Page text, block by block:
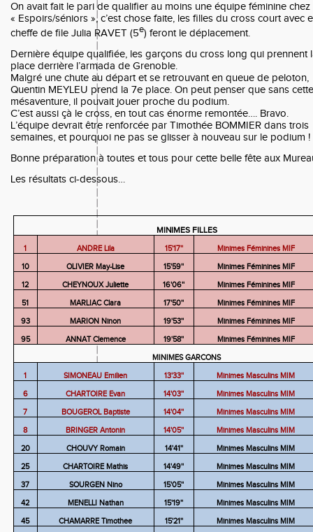
On avait fait le pari de qualifier au moins une équipe féminine chez
« Espoirs/séniors », c’est chose faite, les filles du cross court avec
cheffe de file Julia RAVET (5e) feront le déplacement.
Dernière équipe qualifiée, les garçons du cross long qui prennent
place derrière l’armada de Grenoble.
Malgré une chute au départ et se retrouvant en queue de peloton,
Quentin MEYLEU prend la 7e place. On peut penser que sans cette
mésaventure, il pouvait jouer proche du podium.
C’est aussi çà le cross, en tout cas énorme remontée…. Bravo.
L’équipe devrait être renforcée par Timothée BOMMIER dans trois
semaines, et pourquoi ne pas se glisser à nouveau sur le podium !
Bonne préparation à toutes et tous pour cette belle fête aux
Les résultats ci-dessous…
MINIMES FILLES
1 ANDRE Lila 15'17'' Minimes Féminines MIF
10 OLIVIER May-Lise 15'59'' Minimes Féminines MIF
12 CHEYNOUX Juliette 16'06'' Minimes Féminines MIF
51 MARLIAC Clara 17'50'' Minimes Féminines MIF
93 MARION Ninon 19'53'' Minimes Féminines MIF
95 ANNAT Clemence 19'58'' Minimes Féminines MIF
MINIMES GARCONS
1 SIMONEAU Emilien 13'33'' Minimes Masculins MIM
6 CHARTOIRE Evan 14'03'' Minimes Masculins MIM
7 BOUGEROL Baptiste 14'04'' Minimes Masculins MIM
8 BRINGER Antonin 14'05'' Minimes Masculins MIM
20 CHOUVY Romain 14'41'' Minimes Masculins MIM
25 CHARTOIRE Mathis 14'49'' Minimes Masculins MIM
37 SOURGEN Nino 15'05'' Minimes Masculins MIM
42 MENELLI Nathan 15'19'' Minimes Masculins MIM
45 CHAMARRE Timothee 15'21'' Minimes Masculins MIM